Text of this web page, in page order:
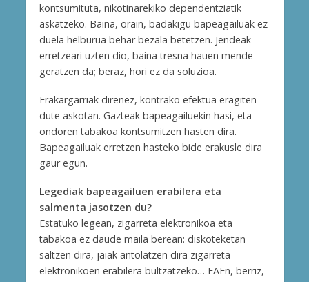
kontsumituta, nikotinarekiko dependentziatik
askatzeko. Baina, orain, badakigu bapeagailuak ez
duela helburua behar bezala betetzen. Jendeak
erretzeari uzten dio, baina tresna hauen mende
geratzen da; beraz, hori ez da soluzioa.
Erakargarriak direnez, kontrako efektua eragiten
dute askotan. Gazteak bapeagailuekin hasi, eta
ondoren tabakoa kontsumitzen hasten dira.
Bapeagailuak erretzen hasteko bide erakusle dira
gaur egun.
Legediak bapeagailuen erabilera eta
salmenta jasotzen du?
Estatuko legean, zigarreta elektronikoa eta
tabakoa ez daude maila berean: diskoteketan
saltzen dira, jaiak antolatzen dira zigarreta
elektronikoen erabilera bultzatzeko… EAEn, berriz,